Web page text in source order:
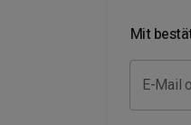
Mit
E-Mail